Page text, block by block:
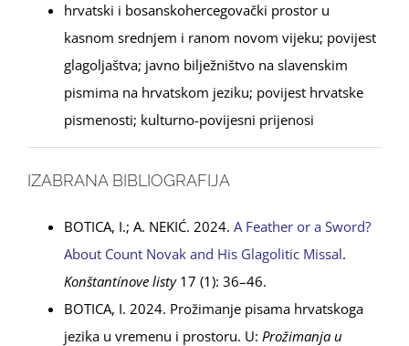
hrvatski i bosanskohercegovački prostor u
kasnom srednjem i ranom novom vijeku; povijest
glagoljaštva; javno bilježništvo na slavenskim
pismima na hrvatskom jeziku; povijest hrvatske
pismenosti; kulturno-povijesni prijenosi
IZABRANA BIBLIOGRAFIJA
BOTICA, I.; A. NEKIĆ. 2024. A Feather or a Sword?
About Count Novak and His Glagolitic Missal.
Konštantínove listy17 (1): 36–46.
BOTICA, I. 2024. Prožimanje pisama hrvatskoga
jezika u vremenu i prostoru. U: Prožimanja u